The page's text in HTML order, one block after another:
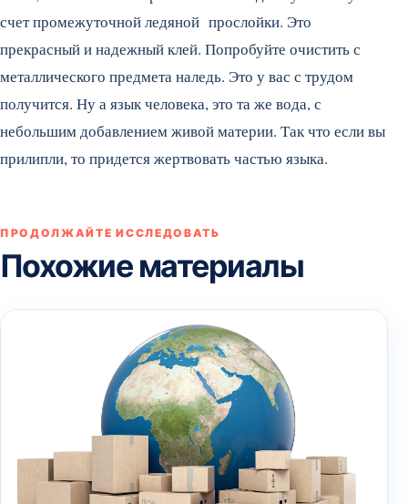
счет промежуточной ледяной прослойки. Это
прекрасный и надежный клей. Попробуйте очистить с
металлического предмета наледь. Это у вас с трудом
получится. Ну а язык человека, это та же вода, с
небольшим добавлением живой материи. Так что если вы
прилипли, то придется жертвовать частью языка.
ПРОДОЛЖАЙТЕ ИССЛЕДОВАТЬ
Похожие материалы